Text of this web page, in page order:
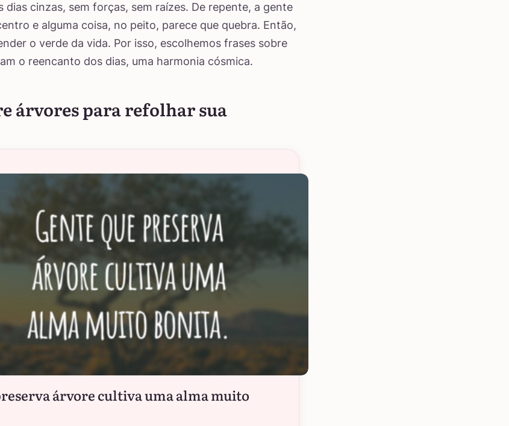
dias cinzas, sem forças, sem raízes. De repente, a gente
e alguma coisa, no peito, parece que quebra. Então,
o verde da vida. Por isso, escolhemos frases sobre
o reencanto dos dias, uma harmonia cósmica.
árvores para refolhar sua
árvore cultiva uma alma muito